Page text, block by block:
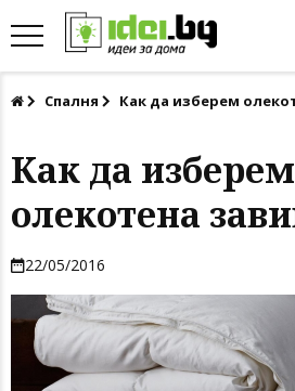
Спалня Как да изберем
Как да изберем
олекотена
22/05/2016